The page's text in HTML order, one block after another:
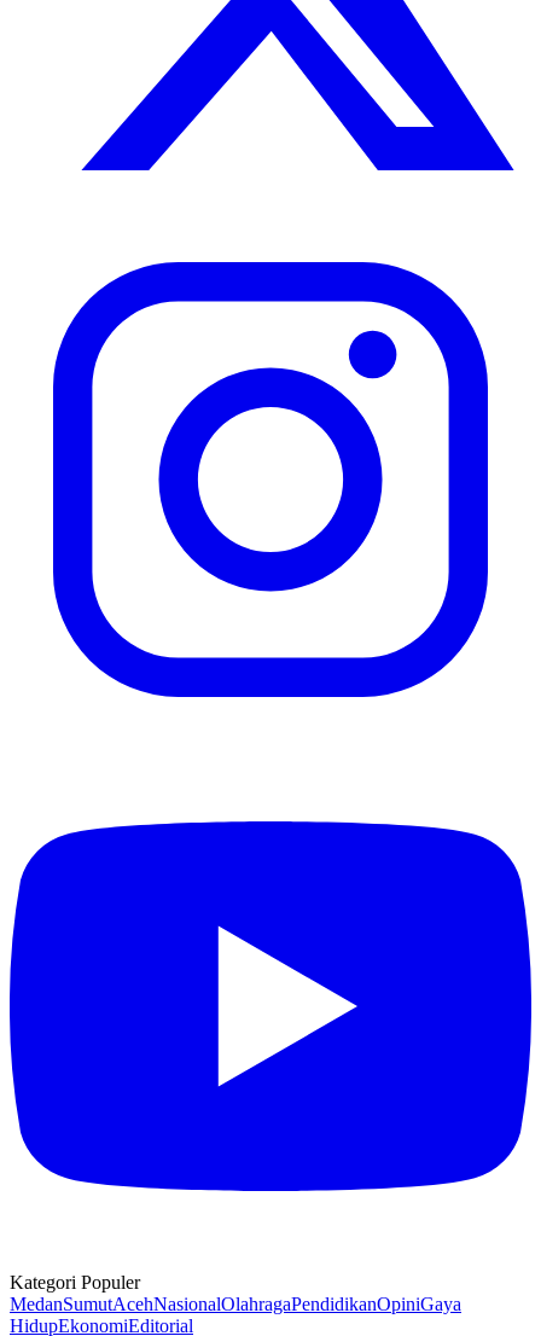
Kategori Populer
MedanSumutAcehNasionalOlahragaPendidikanOpiniGaya
HidupEkonomiEditorial